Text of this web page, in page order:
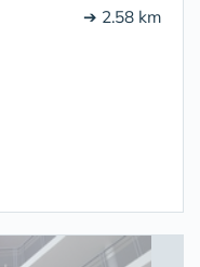
➔ 2.58 km